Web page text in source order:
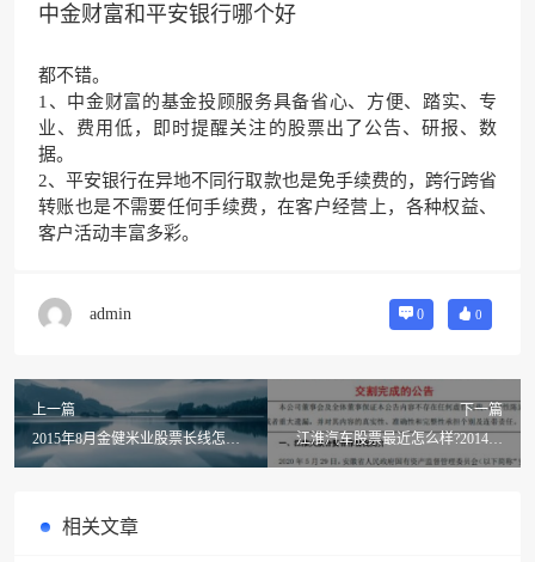
中金财富和平安银行哪个好
都不错。
1、中金财富的基金投顾服务具备省心、方便、踏实、专
业、费用低，即时提醒关注的股票出了公告、研报、数
据。
2、平安银行在异地不同行取款也是免手续费的，跨行跨省
转账也是不需要任何手续费，在客户经营上，各种权益、
客户活动丰富多彩。
admin 0 0
上一篇
2015年8月金健米业股票长线怎样
(金健米业这只股票现在可以介入
下一篇
江淮汽车股票最近怎么样?2014年
江淮汽车股票怎么样
相关文章